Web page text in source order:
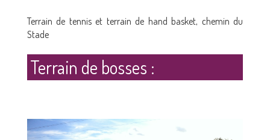
Terrain de tennis et terrain de hand basket, chemin du
Stade
Terrain de bosses :